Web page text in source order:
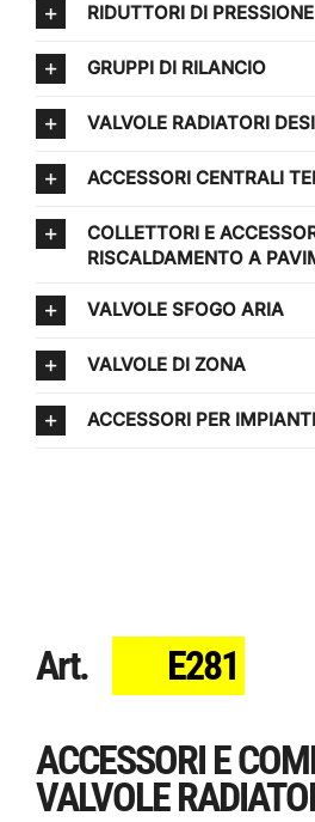
Art. E281
ACCESSORI E
VALVOLE
RIDUTTORI DI PRESSIONE
GRUPPI DI RILANCIO
VALVOLE RADIATORI
ACCESSORI CENTRALI
COLLETTORI E
RISCALDAMENTO A
VALVOLE SFOGO ARIA
VALVOLE DI ZONA
ACCESSORI PER